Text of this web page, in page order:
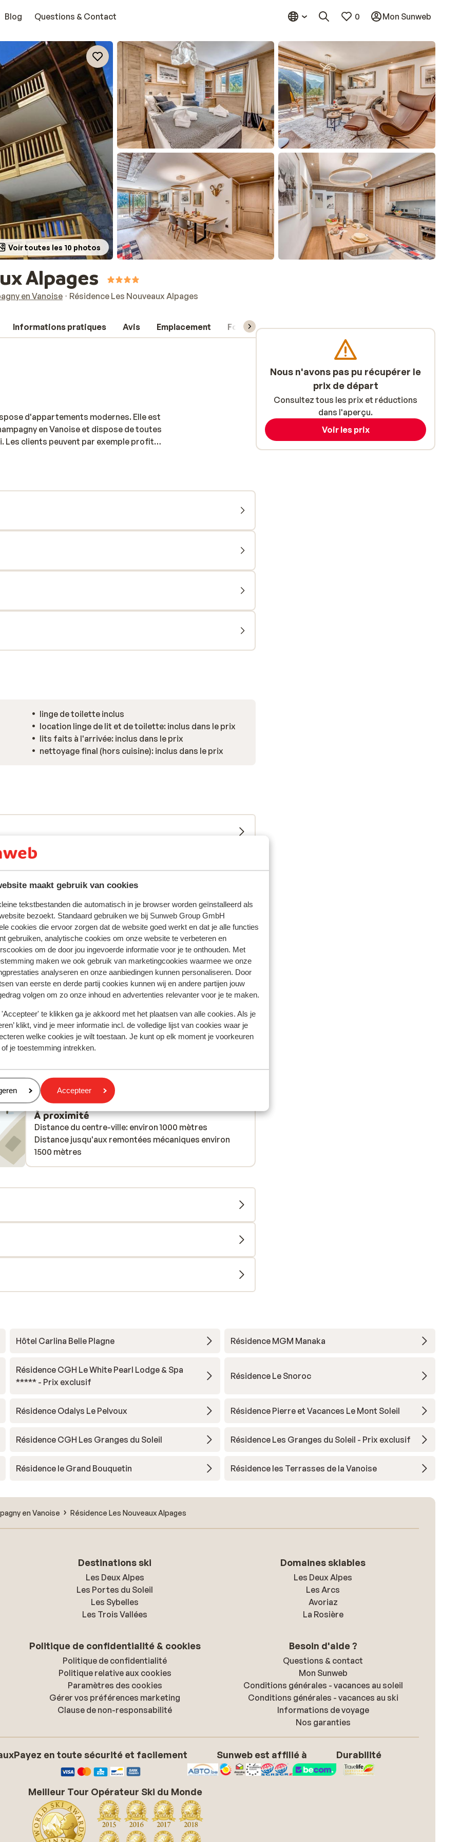
maakt gebruik van cookies
tekstbestanden die automatisch in je browser worden geïnstalleerd als
bezoekt. Standaard gebruiken we bij Sunweb Group GmbH
cookies die ervoor zorgen dat de website goed werkt en dat je alle functies
gebruiken, analytische cookies om onze website te verbeteren en
om de door jou ingevoerde informatie voor je te onthouden. Met
maken we ook gebruik van marketingcookies waarmee we onze
analyseren en onze aanbiedingen kunnen personaliseren. Door
van eerste en derde partij cookies kunnen wij en andere partijen jouw
volgen om zo onze inhoud en advertenties relevanter voor je te maken.
'Accepteer' te klikken ga je akkoord met het plaatsen van alle cookies. Als je
klikt, vind je meer informatie incl. de volledige lijst van cookies waar je
welke cookies je wilt toestaan. Je kunt op elk moment je voorkeuren
je toestemming intrekken.
Accepteer
Blog Questions & Contact 0 Mon Sunweb
Voir toutes les 10 photos
Alpages
en Vanoise Résidence Les Nouveaux Alpages
Informations pratiques Avis Emplacement Forfait, cours et matériel de ski
d'appartements modernes. Elle est
en Vanoise et dispose de toutes
Les clients peuvent par exemple profiter
CGH Les Alpages de Champagny.
linge de toilette inclus
location linge de lit et de toilette: inclus dans le prix
lits faits à l'arrivée: inclus dans le prix
nettoyage final (hors cuisine): inclus dans le prix
fidèlement leur expérience avec notre produit.
to
to
À proximité
Distance du centre-ville: environ 1000 mètres
Distance jusqu'aux remontées mécaniques environ
1500 mètres
Nous n'avons pas pu récupérer le
prix de départ
Consultez tous les prix et réductions
dans l'aperçu.
Voir les prix
Hôtel Carlina Belle Plagne Résidence MGM Manaka
Résidence CGH Le White Pearl Lodge & Spa
***** - Prix exclusif
Résidence Le Snoroc
Résidence Odalys Le Pelvoux Résidence Pierre et Vacances Le Mont Soleil
Résidence CGH Les Granges du Soleil Résidence Les Granges du Soleil - Prix exclusif
Résidence le Grand Bouquetin Résidence les Terrasses de la Vanoise
en Vanoise Résidence Les Nouveaux Alpages
Destinations ski
Les Deux Alpes
Les Portes du Soleil
Les Sybelles
Les Trois Vallées
Domaines skiables
Les Deux Alpes
Les Arcs
Avoriaz
La Rosière
Politique de confidentialité & cookies
Politique de confidentialité
Politique relative aux cookies
Paramètres des cookies
Gérer vos préférences marketing
Clause de non-responsabilité
Besoin d'aide ?
Questions & contact
Mon Sunweb
Conditions générales - vacances au soleil
Conditions générales - vacances au ski
Informations de voyage
Nos garanties
Payez en toute sécurité et facilement Sunweb est affilié à Durabilité
Meilleur Tour Opérateur Ski du Monde